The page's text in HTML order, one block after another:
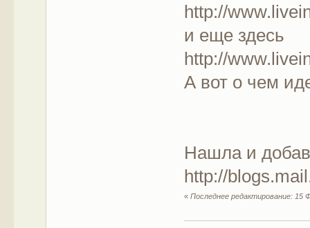
http://
и еще здесь
http://
А вот о чем
Нашла и
http://
«Последнее редактирование: 15